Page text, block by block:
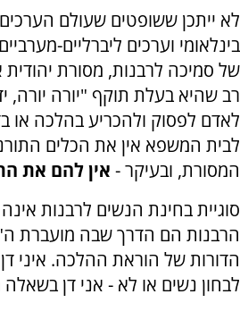
לא ייתכן ששופטים שעולם
בינלאומי וערכים ליברליים-
של סמיכה לרבנות, מסורת
רב שהיא בעלת תוקף "יורה יורה,
לאדם לפסוק ולהכריע בהלכה או
לבית המשפא אין את הכלים
המסורת, ובעיקר - אין להם את
סוגיית בחינת הנשים לרבנות
הרבנות הם הדרך שבה מועברת
הדורות של הוראת ההלכה. איני
לבחון נשים או לא - אני דן